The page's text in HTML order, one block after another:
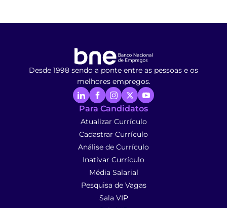
Desde 1998 sendo a ponte entre as pessoas e os
melhores empregos.
Para Candidatos
Atualizar Currículo
Cadastrar Currículo
Análise de Currículo
Inativar Currículo
Média Salarial
Pesquisa de Vagas
Sala VIP